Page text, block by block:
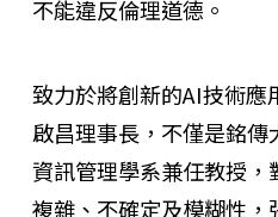
不能違反倫理道德。
致力於將創新的AI技術應
啟昌理事長，不僅是銘
資訊管理學系兼任教授，
複雜、不確定及模糊性